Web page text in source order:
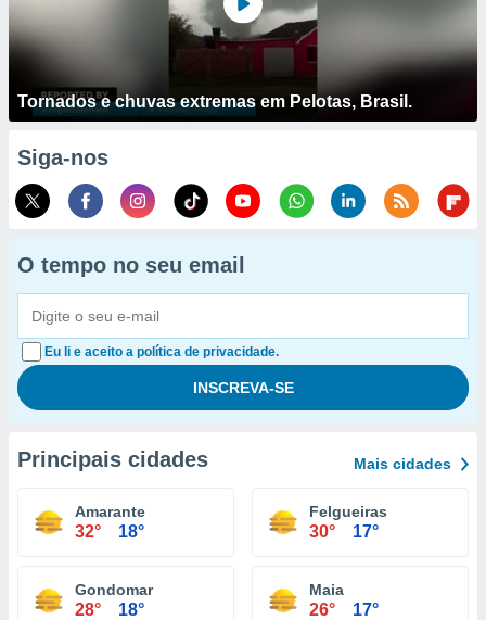
Tornados e chuvas extremas em Pelotas, Brasil.
Siga-nos
O tempo no seu email
Eu li e aceito a política de privacidade.
Principais cidades Mais cidades
Amarante
32° 18°
Felgueiras
30° 17°
Gondomar
28° 18°
Maia
26° 17°